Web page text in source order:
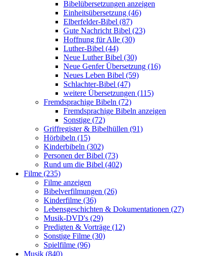
Bibelübersetzungen anzeigen
Einheitsübersetzung (46)
Elberfelder-Bibel (87)
Gute Nachricht Bibel (23)
Hoffnung für Alle (30)
Luther-Bibel (44)
Neue Luther Bibel (30)
Neue Genfer Übersetzung (16)
Neues Leben Bibel (59)
Schlachter-Bibel (47)
weitere Übersetzungen (115)
Fremdsprachige Bibeln (72)
Fremdsprachige Bibeln anzeigen
Sonstige (72)
Griffregister & Bibelhüllen (91)
Hörbibeln (15)
Kinderbibeln (302)
Personen der Bibel (73)
Rund um die Bibel (402)
Filme (235)
Filme anzeigen
Bibelverfilmungen (26)
Kinderfilme (36)
Lebensgeschichten & Dokumentationen (27)
Musik-DVD's (29)
Predigten & Vorträge (12)
Sonstige Filme (30)
Spielfilme (96)
Musik (840)